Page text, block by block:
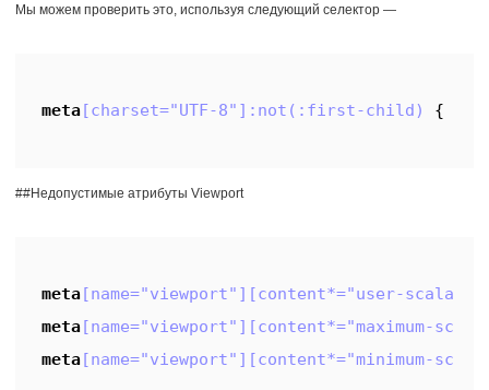
Мы можем проверить это, используя следующий селектор —
meta[charset="UTF-8"] :not( :first-child) { ...
##Недопустимые атрибуты Viewport
meta [name="viewport"] [content*="user-
meta [name="viewport"] [content*="maximum-
meta [name="viewport"] [content*="minimum-